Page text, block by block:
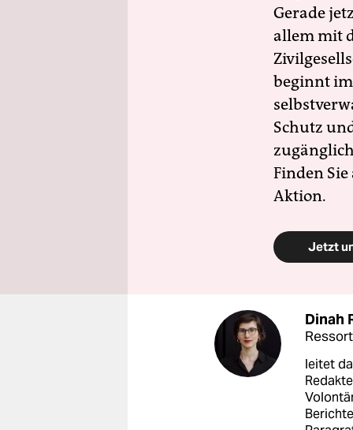
Gerade
allem mit
beginnt
Schutz
Finden
Aktion.
Jetzt
Dinah
leitet